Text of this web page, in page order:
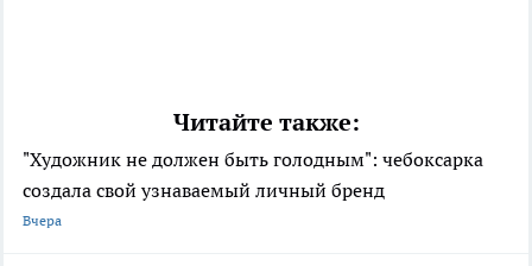
Читайте также:
"Художник не должен быть голодным": чебоксарка
создала свой узнаваемый личный бренд
Вчера